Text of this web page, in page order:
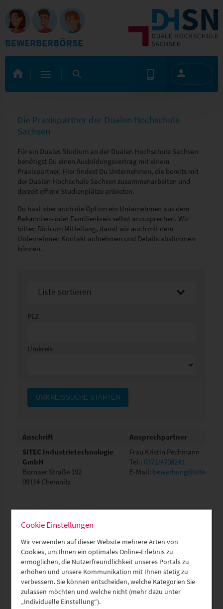
BEWERBERBÖRSE
Die Praxispartner der Dualen Hochschule
Sachsen
Für ein Duales Studium an der Dualen Hochschule Sachsen
benötigst Du einen Ausbildungsvertrag mit einem
Praxispartner. Hier findest Du Unternehmen, die bereits mit
der Dualen Hochschule Sachsen zusammenarbeiten und
derzeit offene Studienplätze anbieten.
Du hast aber auch die Option ein Unternehmen aus dem
Bekannten- oder Familienkreis selbst anzusprechen. Wir
bitten Dich um Mitteilung, damit wir auch mit dem
Unternehmen Kontakt aufnehmen und Details abstimmen
können.
Liste sortieren
PLZ
Umkreis
UMKREISSUCHE STARTEN
Anschrift
Ansprechpartner
SITEC Industrietechnologie
GmbH
Bornaer Straße 192
09114 Chemnitz
Frau Kristin Pechmann
Tel.: 0371/4708241
E-Mail: bewerbung@sitec-
Niederlassung Zwickau
08141 Reinsdorf
Skala & Partner
Steuerberatungsgesellschaft
Schlesischer Platz 2
01097 Dresden
Frau Ute Liewers
Tel.: 0351-20921200
E-Mail: liewers@stpartner-
SkillCert Software GmbH
Cookie Einstellungen
Wir verwenden auf dieser Website mehrere Arten von
Cookies, um Ihnen ein optimales Online-Erlebnis zu
ermöglichen, die Nutzerfreundlichkeit unseres Portals zu
erhöhen und unsere Kommunikation mit Ihnen stetig zu
verbessern. Sie können entscheiden, welche Kategorien Sie
zulassen möchten und welche nicht (mehr dazu unter
„Individuelle Einstellung“).